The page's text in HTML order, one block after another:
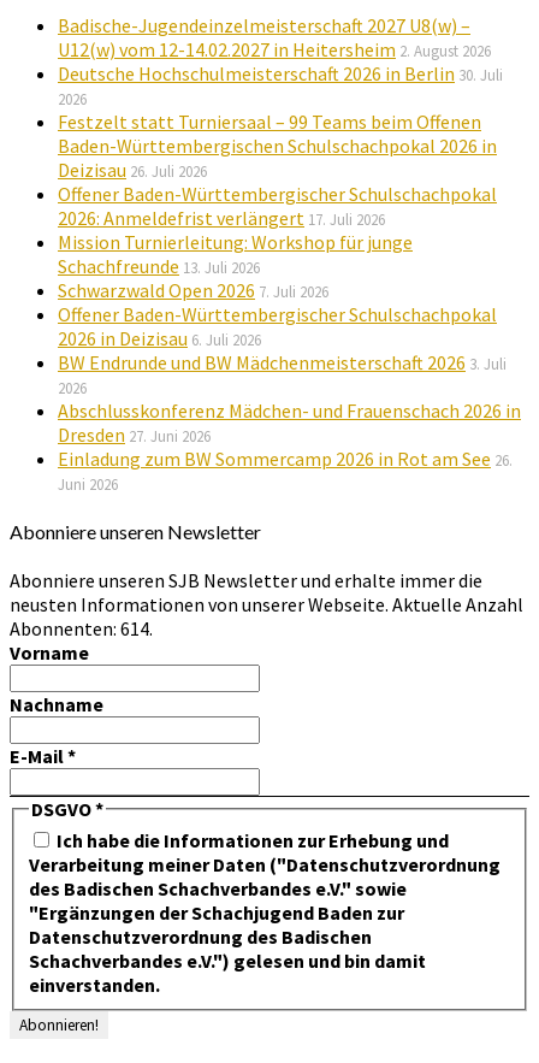
Badische-Jugendeinzelmeisterschaft 2027 U8(w) –
U12(w) vom 12-14.02.2027 in Heitersheim 2. August 2026
Deutsche Hochschulmeisterschaft 2026 in Berlin 30. Juli
2026
Festzelt statt Turniersaal – 99 Teams beim Offenen
Baden-Württembergischen Schulschachpokal 2026 in
Deizisau 26. Juli 2026
Offener Baden-Württembergischer Schulschachpokal
2026: Anmeldefrist verlängert 17. Juli 2026
Mission Turnierleitung: Workshop für junge
Schachfreunde 13. Juli 2026
Schwarzwald Open 2026 7. Juli 2026
Offener Baden-Württembergischer Schulschachpokal
2026 in Deizisau 6. Juli 2026
BW Endrunde und BW Mädchenmeisterschaft 2026 3. Juli
2026
Abschlusskonferenz Mädchen- und Frauenschach 2026 in
Dresden 27. Juni 2026
Einladung zum BW Sommercamp 2026 in Rot am See 26.
Juni 2026
Abonniere unseren Newsletter
Abonniere unseren SJB Newsletter und erhalte immer die
neusten Informationen von unserer Webseite. Aktuelle Anzahl
Abonnenten: 614.
Vorname
Nachname
E-Mail*
DSGVO*
Ich habe die Informationen zur Erhebung und
Verarbeitung meiner Daten ("Datenschutzverordnung
des Badischen Schachverbandes e.V." sowie
"Ergänzungen der Schachjugend Baden zur
Datenschutzverordnung des Badischen
Schachverbandes e.V.") gelesen und bin damit
einverstanden.